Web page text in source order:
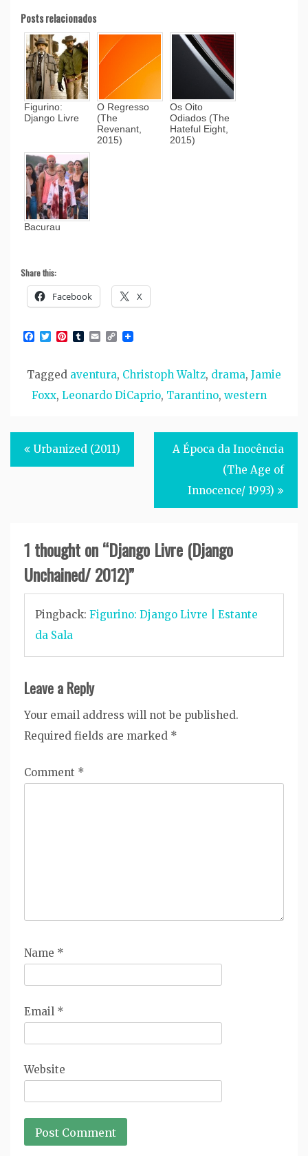
Posts relacionados
Figurino:
Django Livre
O Regresso
(The
Revenant,
2015)
Os Oito
Odiados (The
Hateful Eight,
2015)
Bacurau
Share this:
Facebook X
Facebook
Twitter
Pinterest
Tumblr
Email
Copy
Tagged aventura, Christoph Waltz, drama, Jamie
Foxx, Leonardo DiCaprio, Tarantino, western
Post
navigation
Urbanized (2011)
A Época da Inocência
(The Age of
Innocence/ 1993)
1 thought on “Django Livre (Django
Unchained/ 2012)”
Pingback: Figurino: Django Livre | Estante
da Sala
Leave a Reply
Your email address will not be published.
Required fields are marked *
Comment *
Name *
Email *
Website